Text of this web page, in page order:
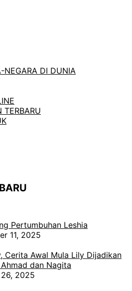
NEGARA DI DUNIA
TERBARU
Pertumbuhan Leshia
11, 2025
Cerita Awal Mula Lily Dijadikan
dan Nagita
2025